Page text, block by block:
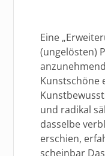
Eine
(ungelösten)
Kunstschöne
und radikal
dasselbe
erschien,
scheinbar